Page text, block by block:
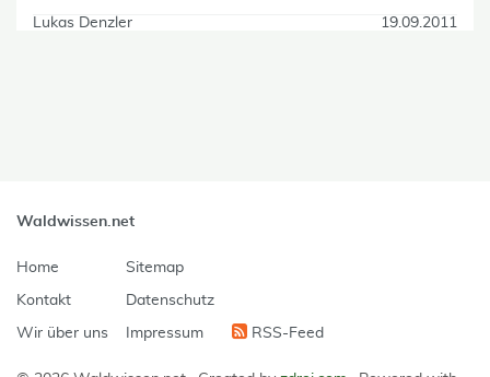
Lukas Denzler 19.09.2011
Waldwissen.net
Home
Kontakt
Wir über uns
Sitemap
Datenschutz
Impressum RSS-Feed